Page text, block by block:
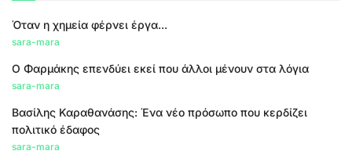
Όταν η χημεία φέρνει έργα...
sara-mara
Ο Φαρμάκης επενδύει εκεί που άλλοι μένουν στα λόγια
sara-mara
Βασίλης Καραθανάσης: Ένα νέο πρόσωπο που κερδίζει
πολιτικό έδαφος
sara-mara